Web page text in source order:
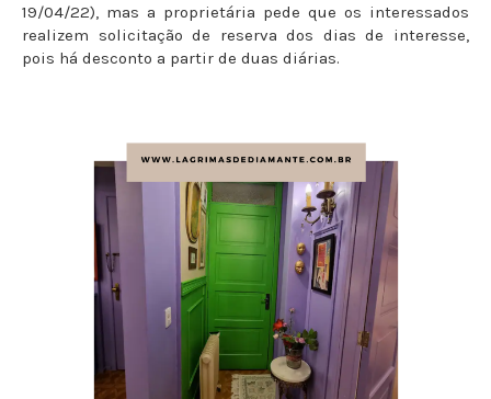
19/04/22), mas a proprietária pede que os interessados
realizem solicitação de reserva dos dias de interesse,
pois há desconto a partir de duas diárias.